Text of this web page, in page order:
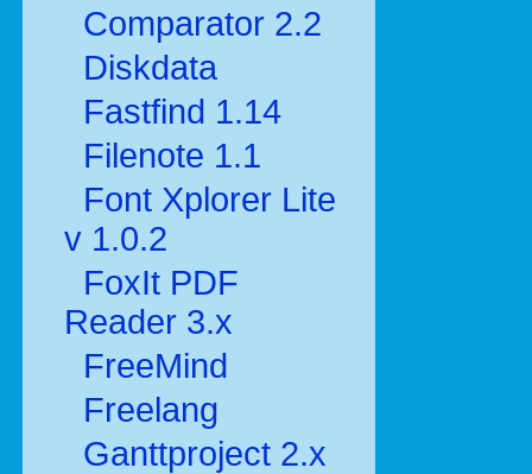
Comparator 2.2
Diskdata
Fastfind 1.14
Filenote 1.1
Font Xplorer Lite
v 1.0.2
FoxIt PDF
Reader 3.x
FreeMind
Freelang
Ganttproject 2.x